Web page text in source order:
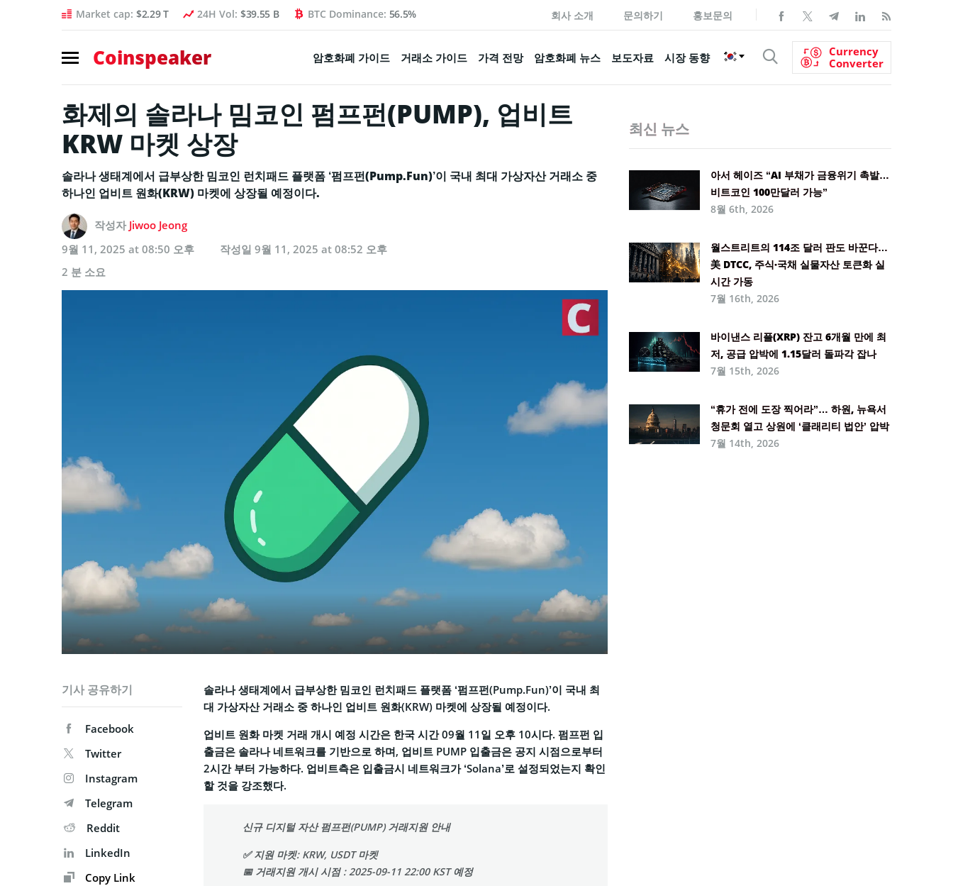
Market cap: $2.29 T 24H Vol: $39.55 B BTC Dominance: 56.5% 회사 소개 문의하기 홍보문의
Coinspeaker 암호화폐 가이드 거래소 가이드 가격 전망 암호화폐 뉴스 보도자료 시장 동향
Currency
Converter
화제의 솔라나 밈코인 펌프펀(PUMP), 업비트
KRW 마켓 상장
솔라나 생태계에서 급부상한 밈코인 런치패드 플랫폼 ‘펌프펀(Pump.Fun)’이 국내 최대 가상자산 거래소 중
하나인 업비트 원화(KRW) 마켓에 상장될 예정이다.
작성자 Jiwoo Jeong
9월 11, 2025 at 08:50 오후
작성일 9월 11, 2025 at 08:52 오후
2 분 소요
기사 공유하기
Facebook
Twitter
Instagram
Telegram
Reddit
LinkedIn
Copy Link
솔라나 생태계에서 급부상한 밈코인 런치패드 플랫폼 ‘펌프펀(Pump.Fun)’이 국내 최
대 가상자산 거래소 중 하나인 업비트 원화(KRW) 마켓에 상장될 예정이다.
업비트 원화 마켓 거래 개시 예정 시간은 한국 시간 09월 11일 오후 10시다. 펌프펀 입
출금은 솔라나 네트워크를 기반으로 하며, 업비트 PUMP 입출금은 공지 시점으로부터
2시간 부터 가능하다. 업비트측은 입출금시 네트워크가 ‘Solana’로 설정되었는지 확인
할 것을 강조했다.
신규 디지털 자산 펌프펀(PUMP) 거래지원 안내
✅ 지원 마켓: KRW, USDT 마켓
📅 거래지원 개시 시점 : 2025-09-11 22:00 KST 예정
최신 뉴스
아서 헤이즈 “AI 부채가 금융위기 촉발…
비트코인 100만달러 가능”
8월 6th, 2026
월스트리트의 114조 달러 판도 바꾼다…
美 DTCC, 주식·국채 실물자산 토큰화 실
시간 가동
7월 16th, 2026
바이낸스 리플(XRP) 잔고 6개월 만에 최
저, 공급 압박에 1.15달러 돌파각 잡나
7월 15th, 2026
“휴가 전에 도장 찍어라”… 하원, 뉴욕서
청문회 열고 상원에 ‘클래리티 법안’ 압박
7월 14th, 2026